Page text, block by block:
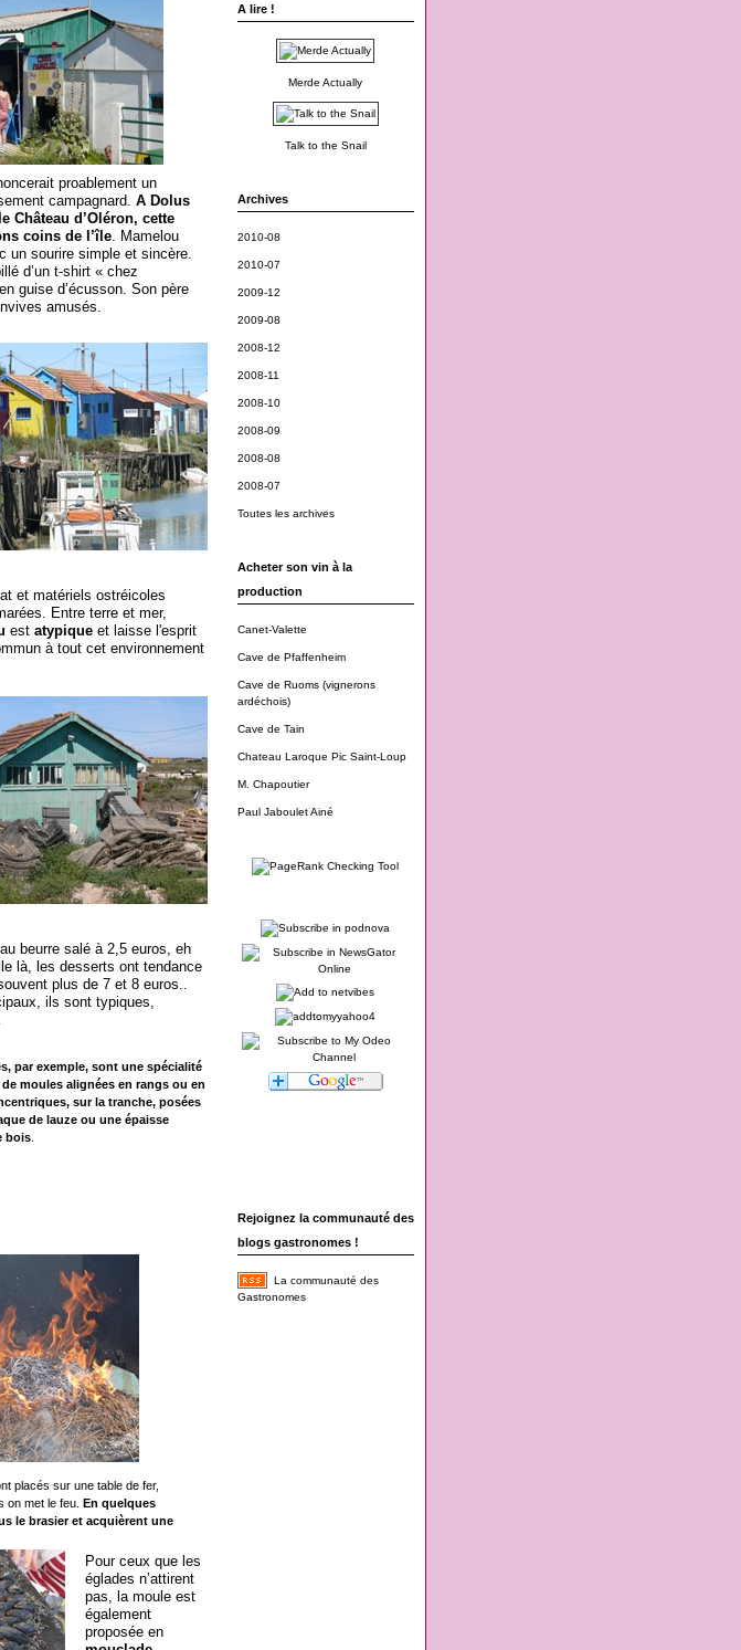
A lire !
Merde Actually
Talk to the Snail
Archives
2010-08
2010-07
2009-12
2009-08
2008-12
2008-11
2008-10
2008-09
2008-08
2008-07
Toutes les archives
Acheter son vin à la
production
Canet-Valette
Cave de Pfaffenheim
Cave de Ruoms (vignerons
ardéchois)
Cave de Tain
Chateau Laroque Pic Saint-Loup
M. Chapoutier
Paul Jaboulet Ainé
Rejoignez la communauté des
blogs gastronomes !
La communauté des
Gastronomes
proablement un
campagnard. A Dolus
Château d’Oléron, cette
coins de l’île. Mamelou
un sourire simple et sincère.
d’un t-shirt « chez
guise d’écusson. Son père
amusés.
et matériels ostréicoles
Entre terre et mer,
est atypiqueet laisse l'esprit
à tout cet environnement
beurre salé à 2,5 euros, eh
là, les desserts ont tendance
plus de 7 et 8 euros..
ils sont typiques,
par exemple, sont une spécialité
moules alignées en rangs ou en
sur la tranche, posées
de lauze ou une épaisse
bois
placés sur une table de fer,
on met le feu. En quelques
le brasier et acquièrent une
Pour ceux que les
églades n’attirent
pas, la moule est
également
proposée en